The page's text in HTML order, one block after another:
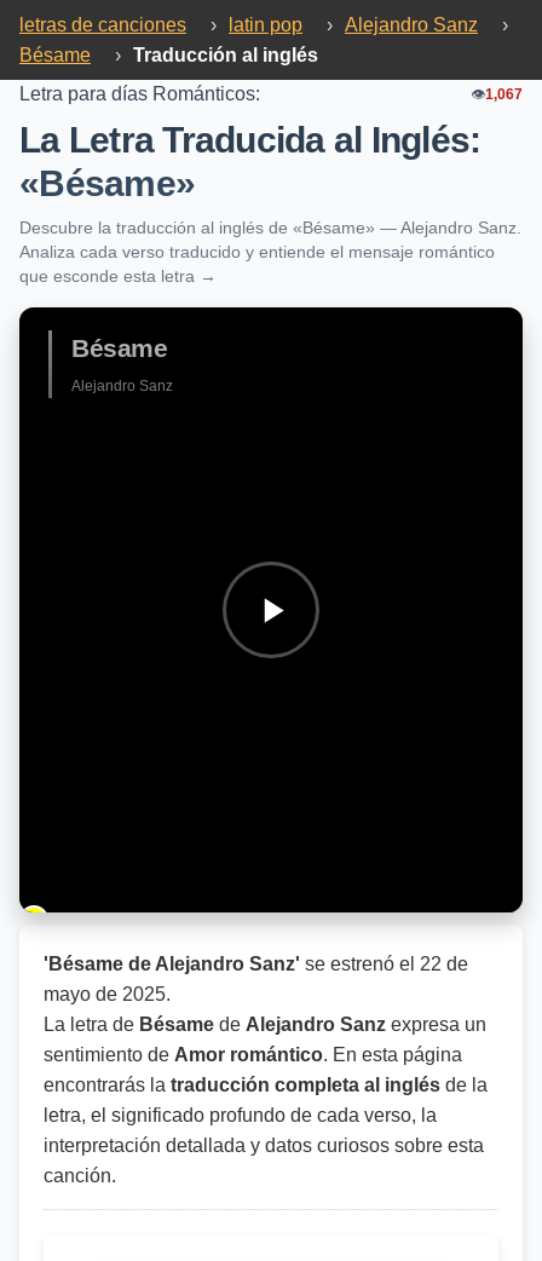
letras de canciones › latin pop › Alejandro Sanz
›
Bésame
› Traducción al inglés
Letra para días Románticos:
👁️1,067
La Letra Traducida al Inglés:
«Bésame»
Descubre la traducción al inglés de «Bésame» — Alejandro Sanz.
Analiza cada verso traducido y entiende el mensaje romántico
que esconde esta letra →
Bésame
Alejandro Sanz
Barra de progreso de la reproducción
'Bésame de Alejandro Sanz' se estrenó el 22 de
mayo de 2025.
La letra de Bésame de Alejandro Sanz expresa un
sentimiento de Amor romántico. En esta página
encontrarás la traducción completa al inglés de la
letra, el significado profundo de cada verso, la
interpretación detallada y datos curiosos sobre esta
canción.